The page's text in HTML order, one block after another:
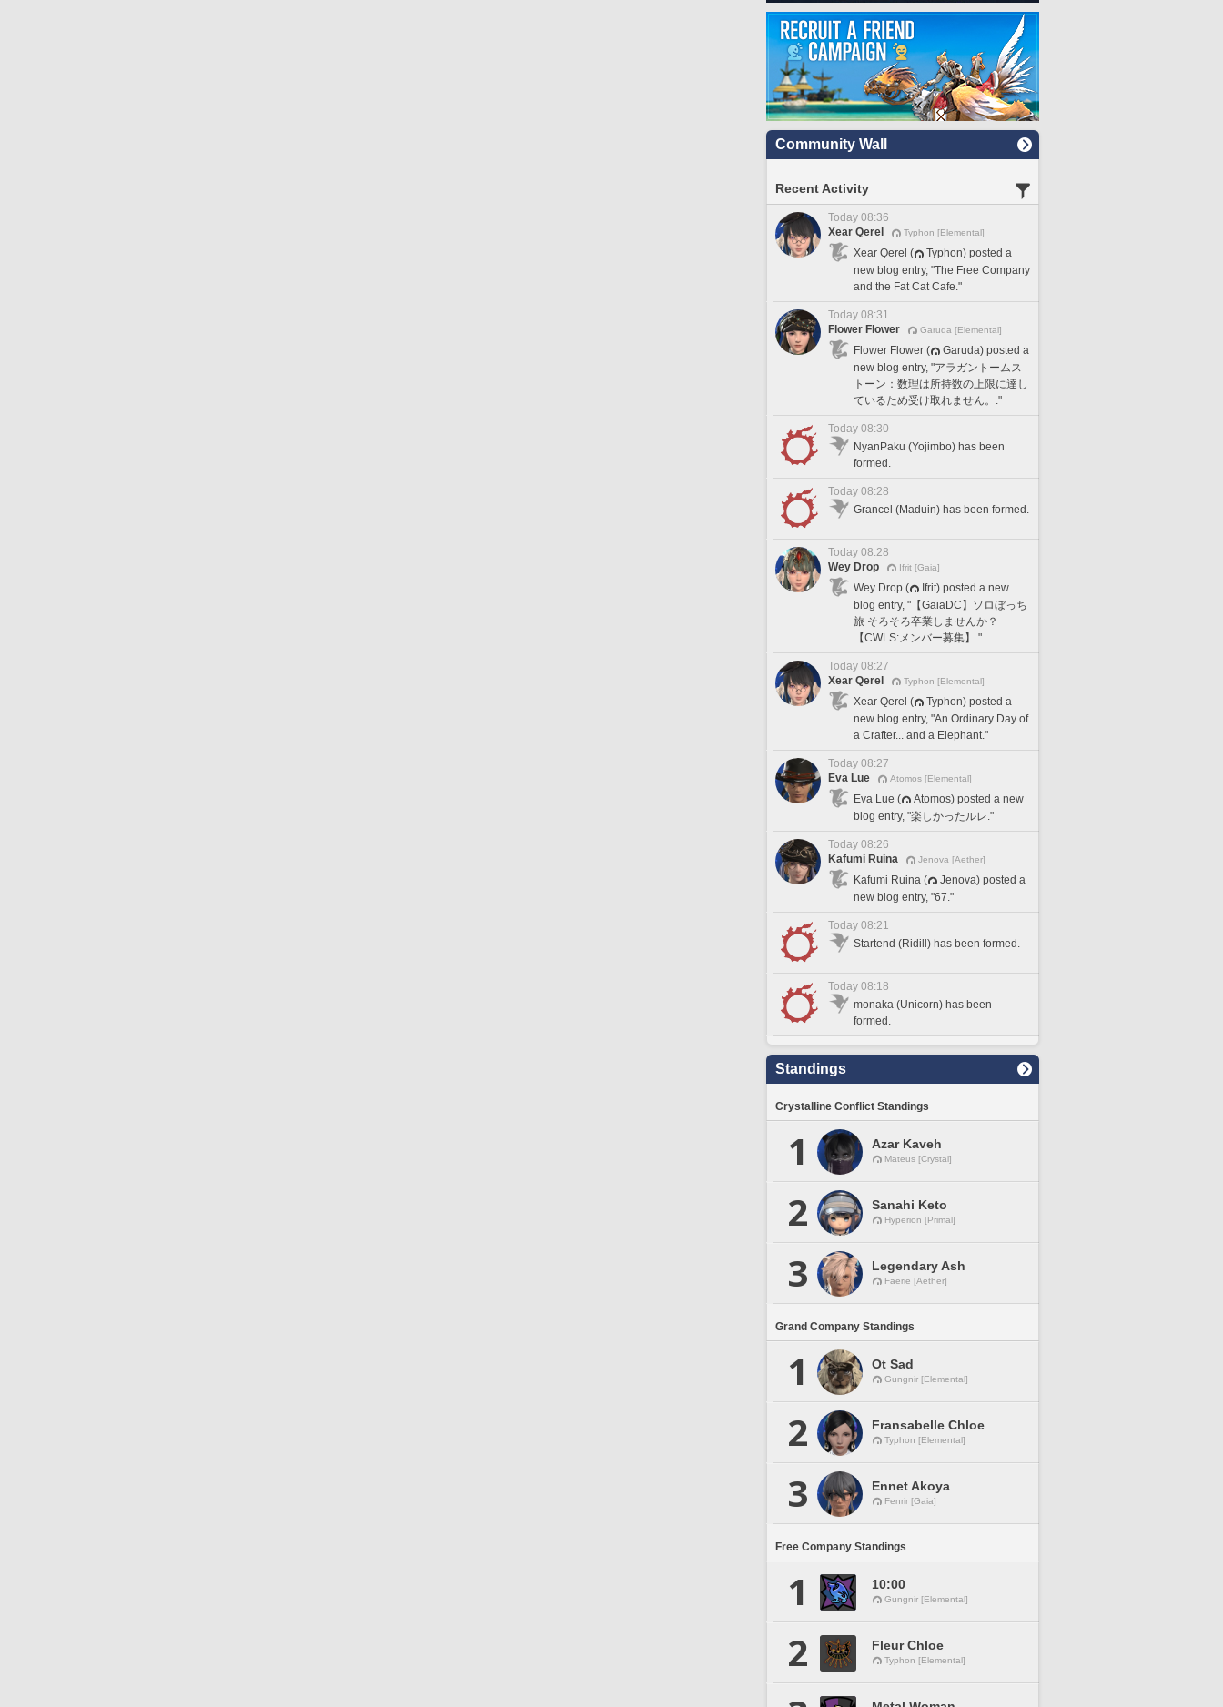
Community Wall
Recent Activity
Today 08:36
Xear Qerel
Typhon [Elemental]
Xear Qerel (
Typhon) posted a
new blog entry, "The Free Company
and the Fat Cat Cafe."
Today 08:31
Flower Flower
Garuda [Elemental]
Flower Flower (
Garuda) posted a
new blog entry, "アラガントームス
トーン：数理は所持数の上限に達し
ているため受け取れません。."
Today 08:30
NyanPaku (Yojimbo) has been
formed.
Today 08:28
Grancel (Maduin) has been formed.
Today 08:28
Wey Drop
Ifrit [Gaia]
Wey Drop (
Ifrit) posted a new
blog entry, "【GaiaDC】ソロぼっち
旅 そろそろ卒業しませんか？
【CWLS:メンバー募集】."
Today 08:27
Xear Qerel
Typhon [Elemental]
Xear Qerel (
Typhon) posted a
new blog entry, "An Ordinary Day of
a Crafter... and a Elephant."
Today 08:27
Eva Lue
Atomos [Elemental]
Eva Lue (
Atomos) posted a new
blog entry, "楽しかったルレ."
Today 08:26
Kafumi Ruina
Jenova [Aether]
Kafumi Ruina (
Jenova) posted a
new blog entry, "67."
Today 08:21
Startend (Ridill) has been formed.
Today 08:18
monaka (Unicorn) has been
formed.
Standings
Crystalline Conflict Standings
1 Azar Kaveh
Mateus [Crystal]
2 Sanahi Keto
Hyperion [Primal]
3 Legendary Ash
Faerie [Aether]
Grand Company Standings
1 Ot Sad
Gungnir [Elemental]
2 Fransabelle Chloe
Typhon [Elemental]
3 Ennet Akoya
Fenrir [Gaia]
Free Company Standings
1 10:00
Gungnir [Elemental]
2 Fleur Chloe
Typhon [Elemental]